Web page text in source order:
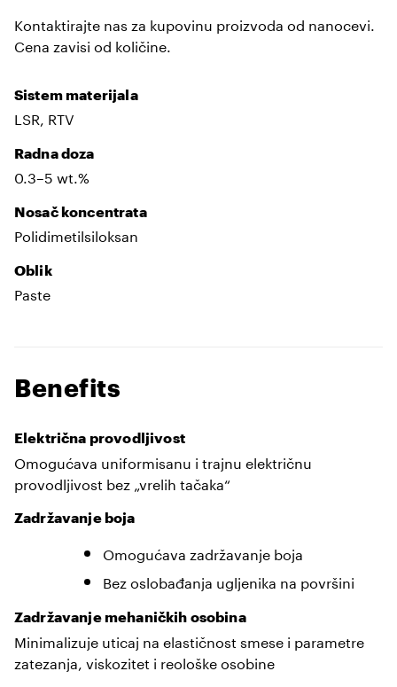
Kontaktirajte nas za kupovinu proizvoda od nanocevi.
Cena zavisi od količine.
Sistem materijala
LSR, RTV
Radna doza
0.3–5 wt.%
Nosač koncentrata
Polidimetilsiloksan
Oblik
Paste
Benefits
Električna provodljivost
Omogućava uniformisanu i trajnu električnu
provodljivost bez „vrelih tačaka“
Zadržavanje boja
Omogućava zadržavanje boja
Bez oslobađanja ugljenika na površini
Zadržavanje mehaničkih osobina
Minimalizuje uticaj na elastičnost smese i parametre
zatezanja, viskozitet i reološke osobine